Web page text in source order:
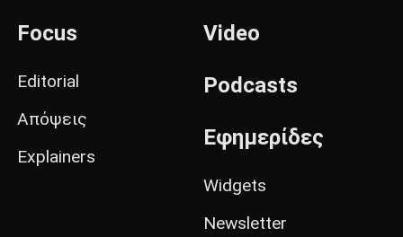
Focus
Editorial
Απόψεις
Explainers
Video
Podcasts
Εφημερίδες
Widgets
Newsletter